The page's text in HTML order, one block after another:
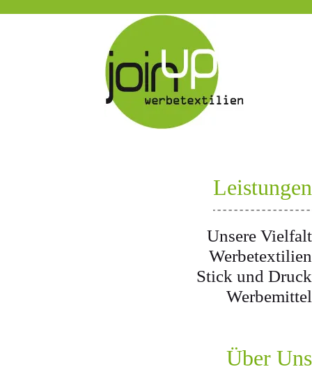
Leistungen
Unsere Vielfalt
Werbetextilien
Stick und Druck
Werbemittel
Über Uns